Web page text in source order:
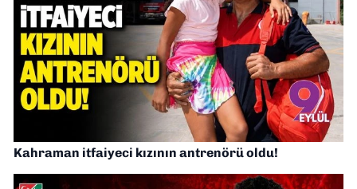
Kahraman itfaiyeci kızının antrenörü oldu!